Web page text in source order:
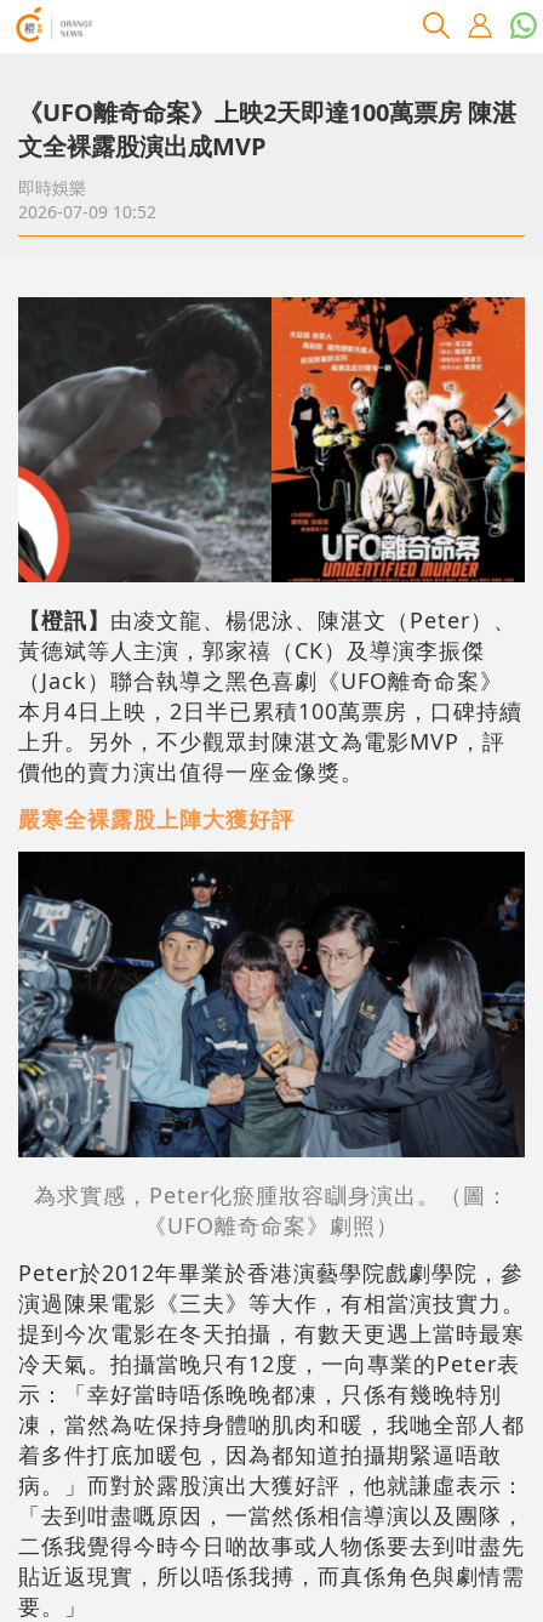
《UFO離奇命案》上映2天即達100萬票房 陳湛
文全裸露股演出成MVP
即時娛樂
2026-07-09 10:52
【橙訊】 由凌文龍、楊偲泳、陳湛文（Peter）、
黃德斌等人主演，郭家禧（CK）及導演李振傑
（Jack）聯合執導之黑色喜劇《UFO離奇命案》
本月4日上映，2日半已累積100萬票房，口碑持續
上升。另外，不少觀眾封陳湛文為電影MVP，評
價他的賣力演出值得一座金像獎。
嚴寒全裸露股上陣大獲好評
為求實感，Peter化瘀腫妝容瞓身演出。
（圖：
《UFO離奇命案》劇照）
Peter於2012年畢業於香港演藝學院戲劇學院，參
演過陳果電影《三夫》等大作，有相當演技實力。
提到今次電影在冬天拍攝，有數天更遇上當時最寒
冷天氣。拍攝當晚只有12度，一向專業的Peter表
示：「幸好當時唔係晚晚都凍，只係有幾晚特別
凍，當然為咗保持身體啲肌肉和暖，我哋全部人都
着多件打底加暖包，因為都知道拍攝期緊逼唔敢
病。」而對於露股演出大獲好評，他就謙虛表示：
「去到咁盡嘅原因，一當然係相信導演以及團隊，
二係我覺得今時今日啲故事或人物係要去到咁盡先
貼近返現實，所以唔係我搏，而真係角色與劇情需
要。」